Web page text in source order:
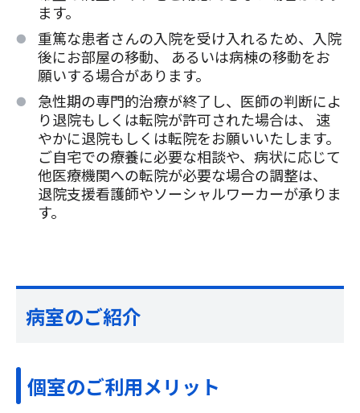
ます。
重篤な患者さんの入院を受け入れるため、入院
後にお部屋の移動、 あるいは病棟の移動をお
願いする場合があります。
急性期の専門的治療が終了し、医師の判断によ
り退院もしくは転院が許可された場合は、 速
やかに退院もしくは転院をお願いいたします。
ご自宅での療養に必要な相談や、病状に応じて
他医療機関への転院が必要な場合の調整は、
退院支援看護師やソーシャルワーカーが承りま
す。
病室のご紹介
個室のご利用メリット